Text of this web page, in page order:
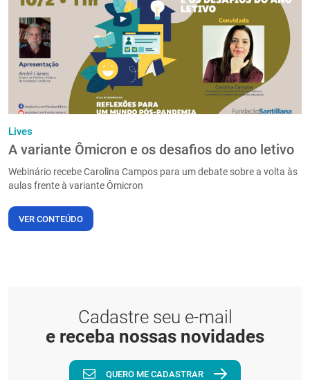
PT
Lives
A variante Ômicron e os desafios do ano letivo
Webinário recebe Carolina Campos para um debate sobre a volta às
aulas frente à variante Ômicron
VER CONTEÚDO
Cadastre seu e-mail
e receba nossas novidades
QUERO ME CADASTRAR